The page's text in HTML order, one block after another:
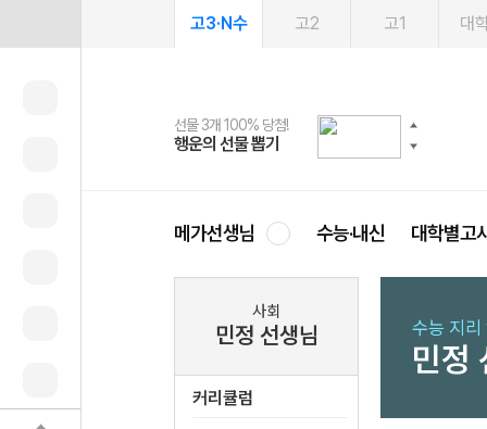
고3·N수 고2 고1 대
선물 3개 100% 당첨!
행운의 선물 뽑기
선물 100% 증정!
메가스터디 X 올리브
여름방학 스터디 캐시백
메가런 썸머스쿨
2027 러셀 단과
강사 공개선발
스마트러닝앱
설문 EVENT
메가패스
3일 무료 체험권
메가패스 수강생 무료혜택!
메가클럽 멤버십
사회공헌 캠페인
희망이룸 메가나눔
메가선생님 수능·내신 대학별고
사회
민정 선생님
커리큘럼
수능 지리
민정